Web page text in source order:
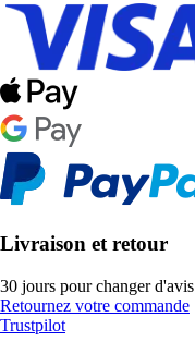
Livraison et retour
30 jours pour changer d'avis
Retournez votre commande
Trustpilot